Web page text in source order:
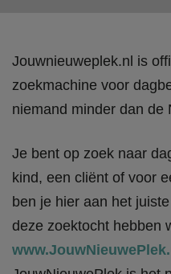
Jouwnieuweplek.nl is
zoekmachine voor
niemand minder dan de
Je bent op zoek naar
kind, een cliënt of voor
ben je hier aan het
deze zoektocht hebben